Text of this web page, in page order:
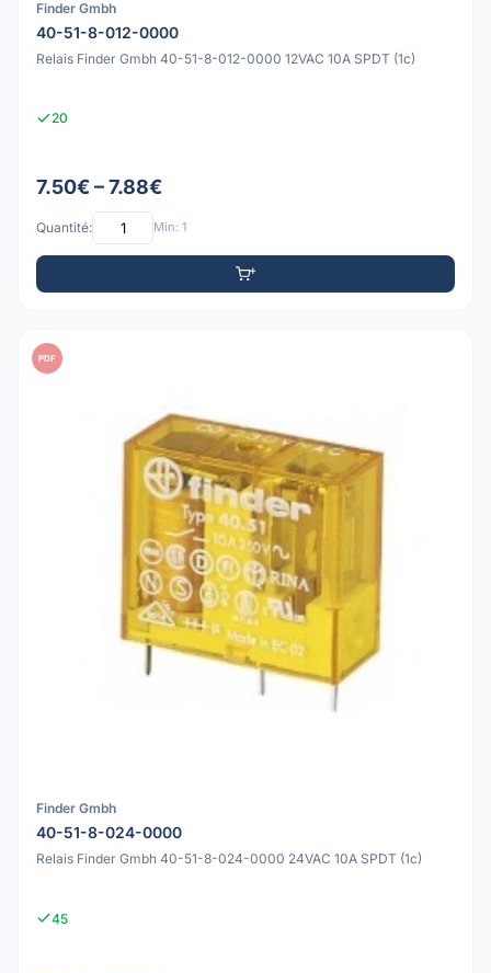
Finder Gmbh
40-51-8-012-0000
Relais Finder Gmbh 40-51-8-012-0000 12VAC 10A SPDT (1c)
20
7.50€ – 7.88€
Quantité: Min: 1
PDF
Finder Gmbh
40-51-8-024-0000
Relais Finder Gmbh 40-51-8-024-0000 24VAC 10A SPDT (1c)
45